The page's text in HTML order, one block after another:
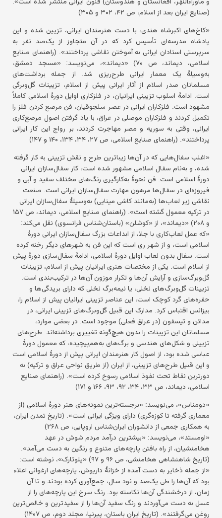
(صنایع ایران بعد از اسلام، ص ۴۲، ۳۰۲ و ۳۰۵)
«کاخ‌های اکبرشاه هندی، با دست هنرمندان ایرانی، تزیین شده و این
پادشاه مدرسه‌ای تأسیس کرد که در آن متجاوز از یک‌صد نفر به
سرپرستی استادان ایرانی به آموختن نقاشی پرداختند». (راهنمای صنایع
اسلامی، دیماند، ص ۷۰) «دیماند»، می‌نویسد: «مسجد دمشق،
به‌وسیلهٔ یک معمار ایرانی طرح‌ریزی شد. از جمله برداشت‌های
مسلمانان صدر اسلام از آثار ایرانی پیش از اسلام، تزیینات گل‌وبرگی
است. ادامهٔ اسلوب تزیینی ایرانیان، در فلزکاری اوایل دورهٔ اسلامی کاملاً
مشهود است. فلزکاران ایرانی در عصر سلجوقیان، فن مرصع کردن فلز را
تکمیل کردند و فلزکاران موصلی در عراق، با یاد گرفتن اصول مرصع‌کاری
ایرانی، وقتی به سوریه و مصر مهاجرت کردند، بر رواج این کار ایرانی
پرداختند». (راهنمای صنایع اسلامی، ص ۲۷، ۳۴، ۱۳۴، ۱۴۰ و ۱۴۷)
«اغلب سفال‌هایی که در آن‌ها زیباترین طرح و نقش تزیینی به کار گرفته
شده، و به‌نام سفال اسلامی مشهور شده است، کار سفال‌سازان ایرانی
دورهٔ اسلامی است. فنِ نحوهٔ به‌کارگیری رنگ‌های مختلف سفید و آبی و
فیروزه‌ای در سفال‌ها مرهون مهارت سفال‌سازان ایرانی است. صنعت
نقاشی زیر لعاب‌ها (به‌مانند کاشی مینایی) به‌وسیلهٔ سفال‌سازان ایرانی
در ترکیه معمول گشته است». (راهنمای صنایع اسلامی، دیماند، ص ۱۵۷
و ۲۰۸) «دیماند»، از «کوشلن» (باستان‌شناس فرانسوی) نقل می‌کند:
«که عمل لعاب‌کاری با جلا، از ابداعات بزرگ سفال‌سازان ایرانی دورهٔ
اسلامی است، و از شهر ری است که این فن به شهرهای دیگر رخنه کرده
است. سفال بدون لعاب اوایل دورهٔ اسلامی، ادامهٔ سفال‌سازی دورهٔ پیش
از اسلام است. یکی از مختصات هنری ایرانیان پیش از اسلام، تزیینات
گل‌وبرگ‌سازی و آرایش آن‌ها و تکرار موزون آن‌ها در ترکیب‌بندی است.
تزیینات گل‌وبرگ‌های نخلی، یا نیمه‌برگ نخلی که دارای بریدگی‌ها و
حفره‌های گرد کوچک است، این عناصر تزیینی ایرانیان پیش از اسلام را،
بیزانس اقتباس کرد. مدارک این قبیل گل‌وبرگ‌های تزیینی ایرانی، در
مدائن و تیسفون (در عراق فعلی) موجود است. در بعضی موارد،
مسلمانان این تزیینات را بدون هیچ‌گونه تغییری برداشته‌اند. طرح‌های
تزیینی و شکل‌های هندسی و برگ‌های به‌هم‌پیچیده، که معمول دورهٔ
عباسی شده بود، از اصول کار هنرمندان ایرانی پیش از دورهٔ اسلامی است
و این قبیل طرح‌های تزیینی، از ایران (از طریق نواحی عراق و ترکیه) به
دورترین نقاط تحت نفوذ اسلامی رسوخ کرده است». (راهنمای صنایع
اسلامی، دیماند، ص ۳۳، ۳۴، ۹۲، ۹۳، ۱۶۶ و ۱۷۱)
«دومناس»، می‌نویسد: «برجسته‌ترین نمونه‌های هنر دورهٔ اسلامی (از
معماری گرفته تا کوزه‌گری) دارای ویژگی ایرانی است». (تاریخ تمدن ایران،
به همکاری جمعی از دانشوران ایران‌شناس اروپایی، ص ۲۶۸)
«اومستد»، می‌نویسد: «بیشترین درآمد مردم شوش در عهد
هخامنشیان، از راه بافتن پارچه‌های متنوع و رنگین به دست می‌آمد».
(تاریخ شاهنشاهی هخامنشی، ص ۹۶ و ۹۷) «پلوتارک»، نوشته است:
«از جمله ذخایر به دست آمده از خزانهٔ داریوش، پارچه‌های ارغوانی اعلاء
بود که آن‌ها را طی یک‌صد و نود سال، جمع‌آوری کرده بودند و تا آن
زمان، از درخشندگی آن‌ها نکاسته بود. رنگ سرخ این پارچه‌های را از
عسل به دست می‌آوردند و رنگ سفید آن‌ها را از سفیدترین و خالص‌ترین
روغن می‌گرفتند». (تاریخ ایران باستان، پیرنیا، مجلد دوم، ص ۱۴۰۷)